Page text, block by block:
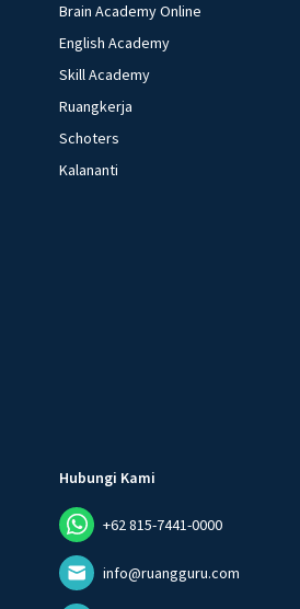
Brain Academy Online
English Academy
Skill Academy
Ruangkerja
Schoters
Kalananti
Hubungi Kami
+62 815-7441-0000
info@ruangguru.com